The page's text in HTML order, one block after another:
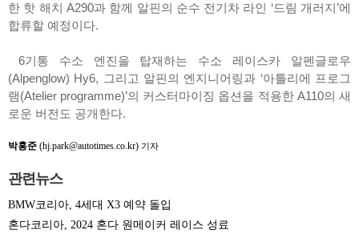
한 핫 해치 A290과 함께 알핀의 순수 전기차 라인 ‘드림 개러지’에
합류할 예정이다.
6기통 수소 엔진을 탑재하는 수소 레이스카 알펜글로우
(Alpenglow) Hy6, 그리고 알핀의 엔지니어링과 ‘아틀리에 프로그
램(Atelier programme)’의 커스터마이징 옵션을 적용한 A110의 새
로운 버전도 공개한다.
박홍준 (hj.park@autotimes.co.kr) 기자
관련뉴스
BMW코리아, 4세대 X3 예약 돌입
혼다코리아, 2024 혼다 원메이커 레이스 성료